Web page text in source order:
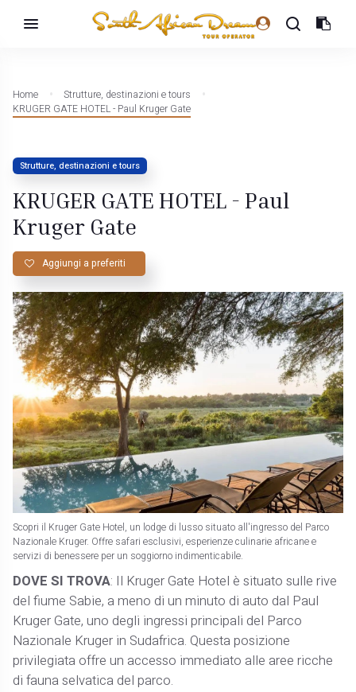
Home
Strutture, destinazioni e tours
KRUGER GATE HOTEL - Paul Kruger Gate
Strutture, destinazioni e tours
KRUGER GATE HOTEL - Paul
Kruger Gate
Aggiungi a preferiti
Scopri il Kruger Gate Hotel, un lodge di lusso situato all'ingresso del Parco
Nazionale Kruger. Offre safari esclusivi, esperienze culinarie africane e
servizi di benessere per un soggiorno indimenticabile.
DOVE SI TROVA: Il Kruger Gate Hotel è situato sulle rive
del fiume Sabie, a meno di un minuto di auto dal Paul
Kruger Gate, uno degli ingressi principali del Parco
Nazionale Kruger in Sudafrica. Questa posizione
privilegiata offre un accesso immediato alle aree ricche
di fauna selvatica del parco.